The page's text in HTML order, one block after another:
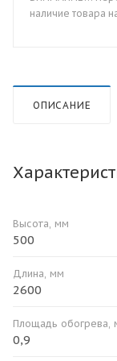
наличие товара
ОПИСАНИЕ
Высота, мм
500
Длина, мм
2600
Площадь обогрева,
0,9